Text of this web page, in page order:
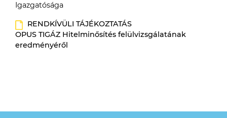
Igazgatósága
RENDKÍVÜLI TÁJÉKOZTATÁS
OPUS TIGÁZ Hitelminősítés felülvizsgálatának
eredményéről